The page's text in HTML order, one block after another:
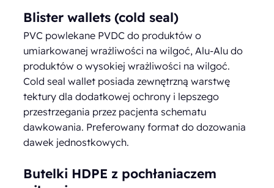
Blister wallets (cold seal)
PVC powlekane PVDC do produktów o
umiarkowanej wrażliwości na wilgoć, Alu-Alu do
produktów o wysokiej wrażliwości na wilgoć.
Cold seal wallet posiada zewnętrzną warstwę
tektury dla dodatkowej ochrony i lepszego
przestrzegania przez pacjenta schematu
dawkowania. Preferowany format do dozowania
dawek jednostkowych.
Butelki HDPE z pochłaniaczem